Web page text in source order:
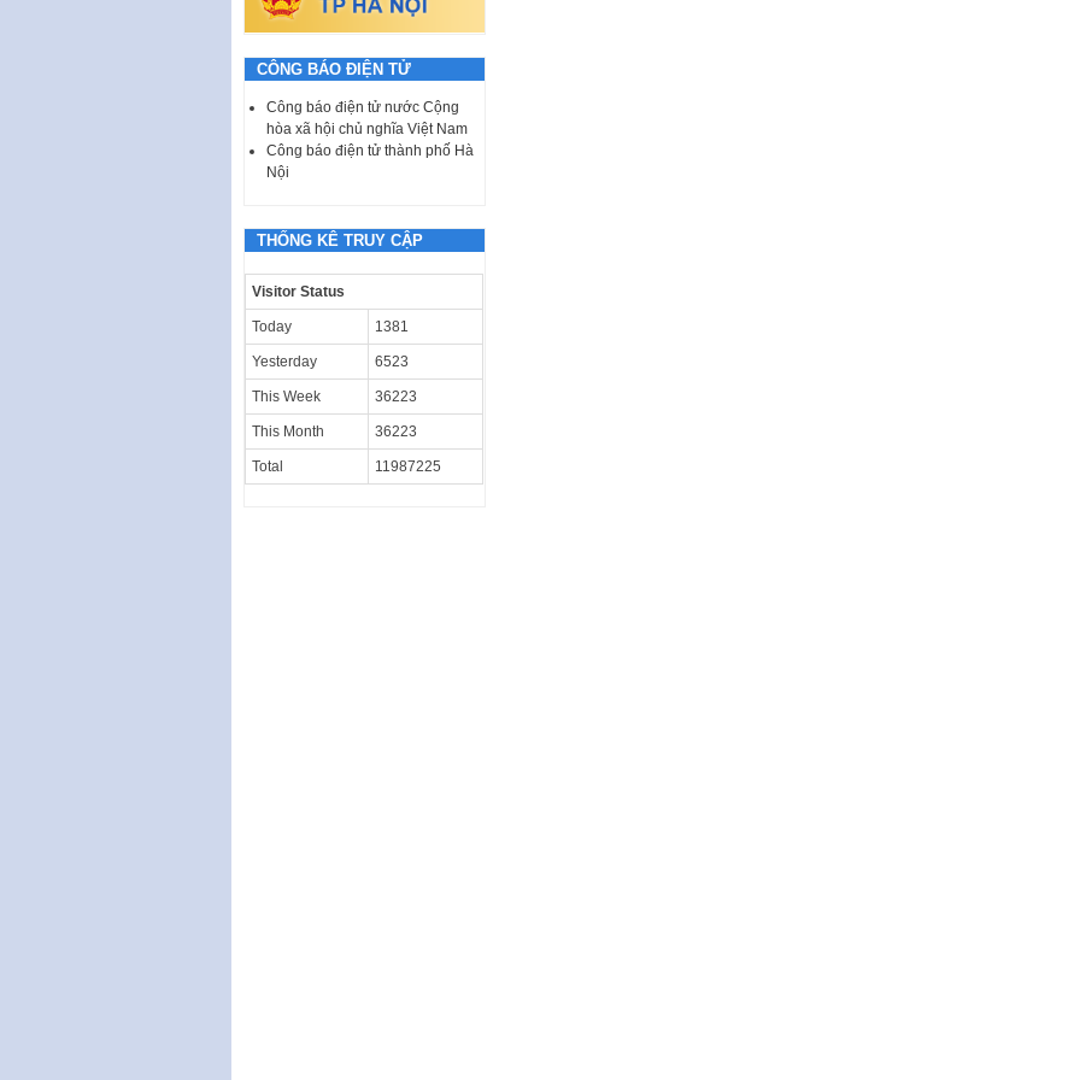
CÔNG BÁO ĐIỆN TỬ
Công báo điện tử nước Cộng
hòa xã hội chủ nghĩa Việt Nam
Công báo điện tử thành phố Hà
Nội
THỐNG KÊ TRUY CẬP
Visitor Status
Today 1381
Yesterday 6523
This Week 36223
This Month 36223
Total 11987225